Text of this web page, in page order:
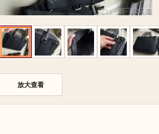
放大查看